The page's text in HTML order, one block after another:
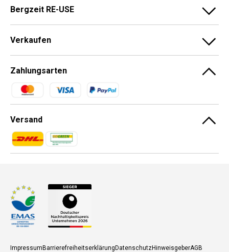
Bergzeit RE-USE
Verkaufen
Zahlungsarten
Zahlungsmethoden
Versand
Zahlungsmethoden
Zahlungsmethoden
ImpressumBarrierefreiheitserklärungDatenschutzHinweisgeberAGB